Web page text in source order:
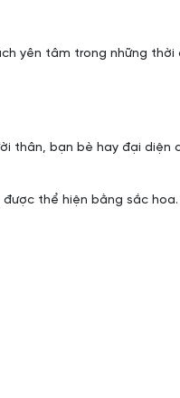
yên tâm trong những thời
thân, bạn bè hay đại
thể hiện bằng sắc